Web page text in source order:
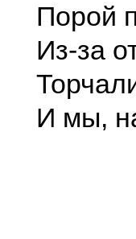
Порой
Из-за
И мы,